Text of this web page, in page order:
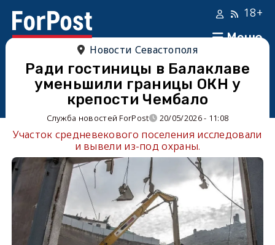
Меню
18+
Новости Севастополя
Ради гостиницы в Балаклаве
уменьшили границы ОКН у
крепости Чембало
Служба новостей ForPost 20/05/2026 - 11:08
Участок средневекового поселения исследовали
и вывели из-под охраны.